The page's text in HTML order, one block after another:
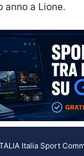
anno a Lione.
Italia Sport